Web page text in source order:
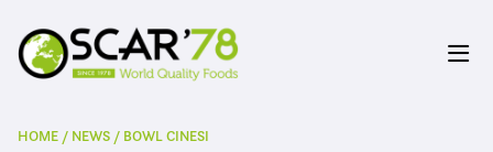
HOME / NEWS / BOWL CINESI